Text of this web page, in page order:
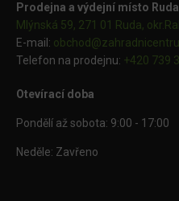
Prodejna a výdejní místo Ruda
Mlýnská 59, 271 01 Ruda,
E-mail: obchod@
Telefon na prodejnu: +420 739
Otevírací doba
Pondělí až sobota: 9:00 - 17:00
Neděle: Zavřeno